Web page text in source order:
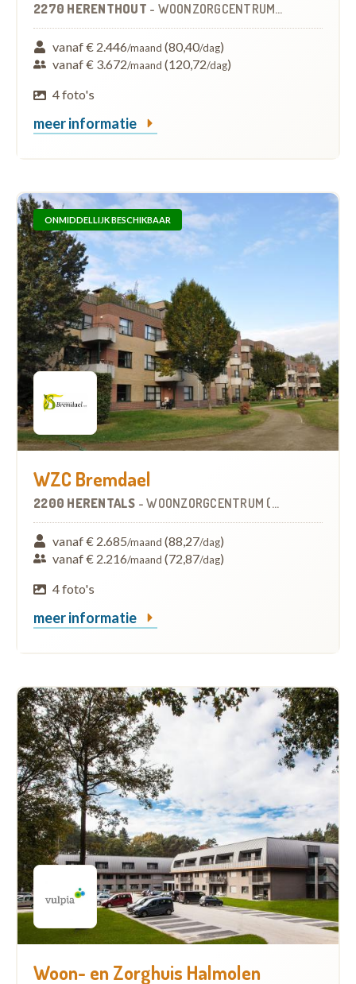
2270 HERENTHOUT - WOONZORGCENTRUM (WZC)
vanaf € 2.446/maand (80,40/dag)
vanaf € 3.672/maand (120,72/dag)
4 foto's
meer informatie
ONMIDDELLIJK BESCHIKBAAR
WZC Bremdael
2200 HERENTALS -WOONZORGCENTRUM (WZC)
vanaf € 2.685/maand (88,27/dag)
vanaf € 2.216/maand (72,87/dag)
4 foto's
meer informatie
Woon- en Zorghuis Halmolen